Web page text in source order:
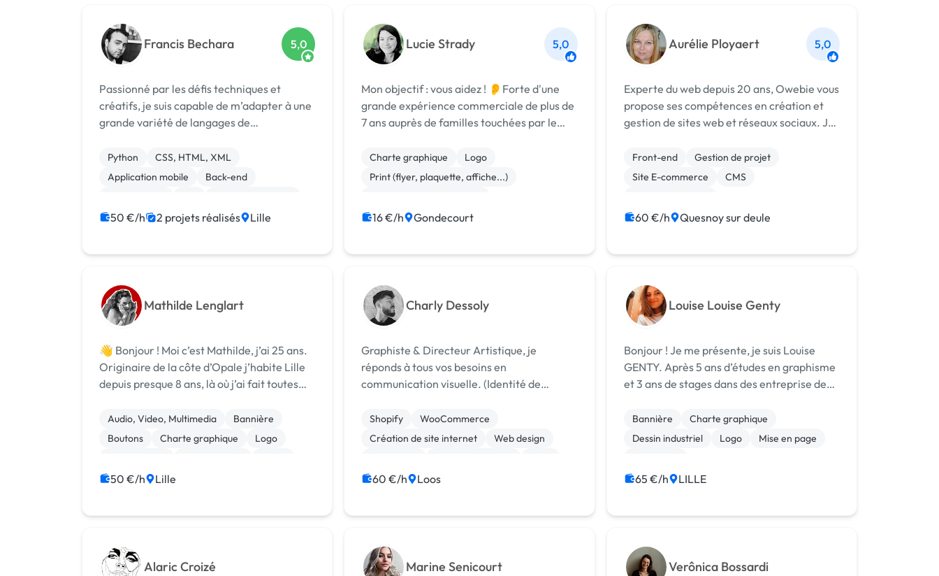
Francis Bechara 5,0
Passionné par les défis techniques et
créatifs, je suis capable de m’adapter à une
grande variété de langages de
répondre avec précision à vos besoins. Mon
expertise ne se limite pas à un langage
Python
CSS, HTML, XML
Application mobile
Back-end
50 €/h 2 projets réalisés Lille
Lucie Strady 5,0
Mon objectif : vous aidez ! 👂Forte d'une
grande expérience commerciale de plus de
7 ans auprès de familles touchées par le
valeur à mettre en avant aussi bien
personnellement que professionnellement.
Charte graphique
Logo
Print (flyer, plaquette, affiche...)
16 €/h Gondecourt
Aurélie Ployaert 5,0
Experte du web depuis 20 ans, Owebie vous
propose ses compétences en création et
gestion de sites web et réseaux sociaux. Je
leur PC et les réseaux.
Front-end
Gestion de projet
Site E-commerce
CMS
Création de site internet
Drupal
Integration HTML
60 €/h Quesnoy sur deule
Mathilde Lenglart
👋 Bonjour ! Moi c’est Mathilde, j’ai 25 ans.
Originaire de la côte d’Opale j’habite Lille
depuis presque 8 ans, là où j’ai fait toutes
parcours supérieur dans l’art par une
Manaa (mise à niveau en Art Appliqué...
Audio, Video, Multimedia
Bannière
Boutons
Charte graphique
Logo
Photoshop
50 €/h Lille
Charly Dessoly
Graphiste & Directeur Artistique, je
réponds à tous vos besoins en
communication visuelle. (Identité de
Webdesign et plus encore...)
Shopify
WooCommerce
Création de site internet
Web design
Mise en page
60 €/h Loos
Louise Louise Genty
Bonjour ! Je me présente, je suis Louise
GENTY. Après 5 ans d’études en graphisme
et 3 ans de stages dans des entreprise de
Freelance graphiste. 21 ans, motivée,
créative et sérieuse je suis à la re...
Bannière
Charte graphique
Dessin industriel
Logo
Mise en page
65 €/h LILLE
Alaric Croizé Marine Senicourt Verônica Bossardi